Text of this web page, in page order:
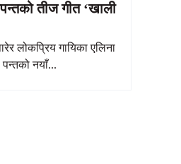
तीज गीत ‘खाली
लोकप्रिय गायिका एलिना
नयाँ...